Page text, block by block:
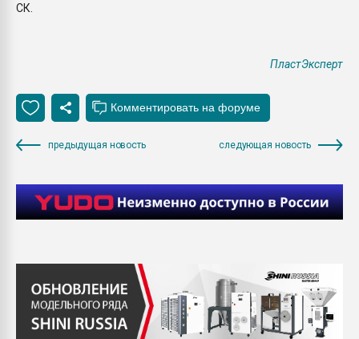
СК.
ПластЭксперт
предыдущая новость следующая новость